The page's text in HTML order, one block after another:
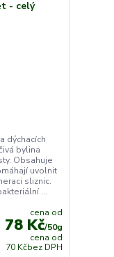
dýchacích
bylina
Obsahuje
uvolnit
sliznic.
...
cena od
78 Kč/50g
cena od
70 Kčbez DPH